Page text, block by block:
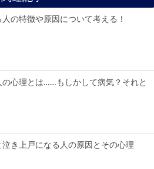
の特徴や原因について考える！
の心理とは……もしかして病気？それと
泣き上戸になる人の原因とその心理